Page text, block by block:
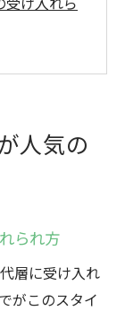
ェードの
変化と個
あるファ
イルの歴史
人気の
られ方
層に受け入れ
がこのスタイ